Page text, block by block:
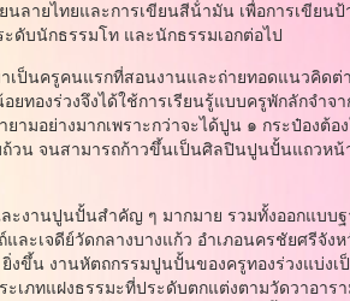
ลายไทยและการเขียนสีน้ํามัน เพื่อการเขียน
ดับนักธรรมโท และนักธรรมเอกต่อไป
รูคนแรกที่สอนงานและถ่ายทอดแนวคิดต่า
องร่วงจึงได้ใช้การเรียนรู้แบบครูพักลักจําจ
มอย่างมากเพราะกว่าจะได้ปูน ๑ กระป๋องต้อ
น จนสามารถก้าวขึ้นเป็นศิลปินปูนปั้นแถวหน้
นปูนปั้นสําคัญ ๆ มากมาย รวมทั้งออกแบบฐ
ะเจดีย์วัดกลางบางแก้ว อําเภอนครชัยศรีจัง
ขึ้น งานหัตถกรรมปูนปั้นของครูทองร่วงแบ่งเ
ภทแฝงธรรมะที่ประดับตกแต่งตามวัดวาอาร